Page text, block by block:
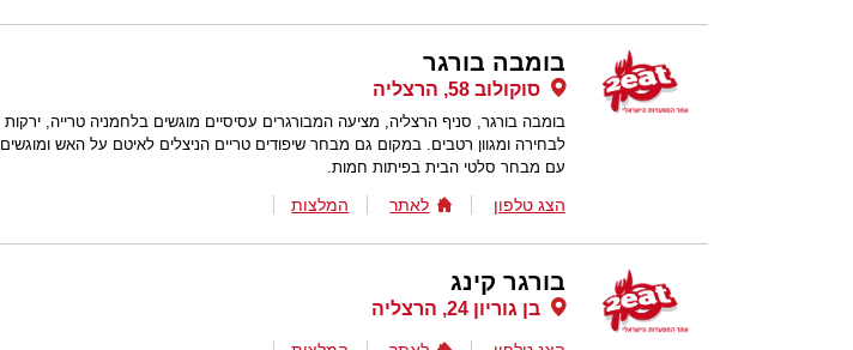
בומבה בורגר
סוקולוב 58, הרצליה
בומבה בורגר, סניף הרצליה, מציעה המבורגרים עסיסיים מוגשים בלחמניה טרייה, ירקות
לבחירה ומגוון רטבים. במקום גם מבחר שיפודים טריים הניצלים לאיטם על האש ומוגשים
עם מבחר סלטי הבית בפיתות חמות.
הצג טלפון לאתר המלצות
בורגר קינג
בן גוריון 24, הרצליה